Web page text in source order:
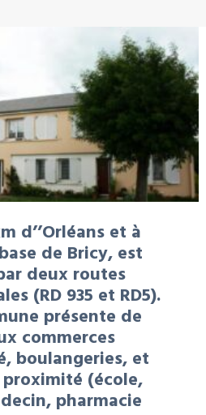
d’’Orléans et à
de Bricy, est
deux routes
(RD 935 et RD5).
présente de
commerces
boulangeries, et
(école,
pharmacie